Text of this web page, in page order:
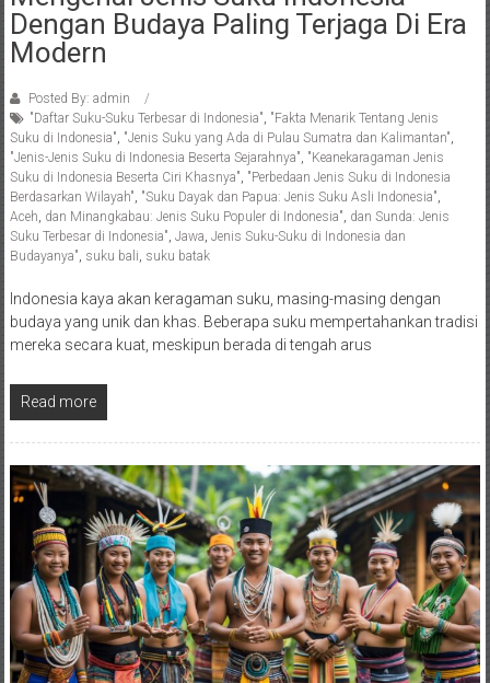
Dengan Budaya Paling Terjaga Di Era
Modern
Posted By: admin
"Daftar Suku-Suku Terbesar di Indonesia" "Fakta Menarik Tentang Jenis
Suku di Indonesia" "Jenis Suku yang Ada di Pulau Sumatra dan Kalimantan"
"Jenis-Jenis Suku di Indonesia Beserta Sejarahnya" "Keanekaragaman Jenis
Suku di Indonesia Beserta Ciri Khasnya" "Perbedaan Jenis Suku di Indonesia
Berdasarkan Wilayah" "Suku Dayak dan Papua: Jenis Suku Asli Indonesia"
Aceh dan Minangkabau: Jenis Suku Populer di Indonesia" dan Sunda: Jenis
Suku Terbesar di Indonesia" Jawa Jenis Suku-Suku di Indonesia dan
Budayanya" suku bali suku batak
Indonesia kaya akan keragaman suku, masing-masing dengan
budaya yang unik dan khas. Beberapa suku mempertahankan tradisi
mereka secara kuat, meskipun berada di tengah arus
Read more